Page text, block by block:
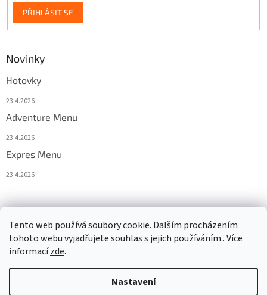
Tento web používá soubory cookie. Dalším procházením
tohoto webu vyjadřujete souhlas s jejich používáním.. Více
informacízde.
Nastavení
PŘIHLÁSIT SE
Novinky
Hotovky
23.4.2026
Adventure Menu
23.4.2026
Expres Menu
23.4.2026